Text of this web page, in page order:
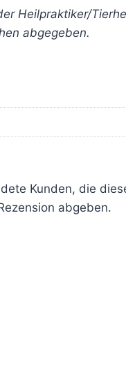
Heilpraktiker/
abgegeben.
Kunden, die
abgeben.